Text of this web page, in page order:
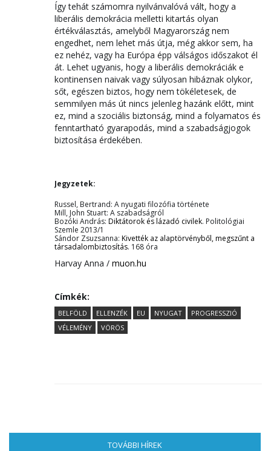
Így tehát számomra nyilvánvalóvá vált, hogy a
liberális demokrácia melletti kitartás olyan
értékválasztás, amelyből Magyarország nem
engedhet, nem lehet más útja, még akkor sem, ha
ez nehéz, vagy ha Európa épp válságos időszakot él
át. Lehet ugyanis, hogy a liberális demokráciák e
kontinensen naivak vagy súlyosan hibáznak olykor,
sőt, egészen biztos, hogy nem tökéletesek, de
semmilyen más út nincs jelenleg hazánk előtt, mint
ez, mind a szociális biztonság, mind a folyamatos és
fenntartható gyarapodás, mind a szabadságjogok
biztosítása érdekében.
Jegyzetek:
Russel, Bertrand: A nyugati filozófia története
Mill, John Stuart: A szabadságról
Bozóki András: Diktátorok és lázadó civilek. Politológiai
Szemle 2013/1
Sándor Zsuzsanna: Kivették az alaptörvényből, megszűnt a
társadalombiztosítás. 168 óra
Harvay Anna / muon.hu
Címkék:
BELFÖLD ELLENZÉK EU NYUGAT
PROGRESSZIÓ
VÉLEMÉNY
VÖRÖS
TOVÁBBI HÍREK